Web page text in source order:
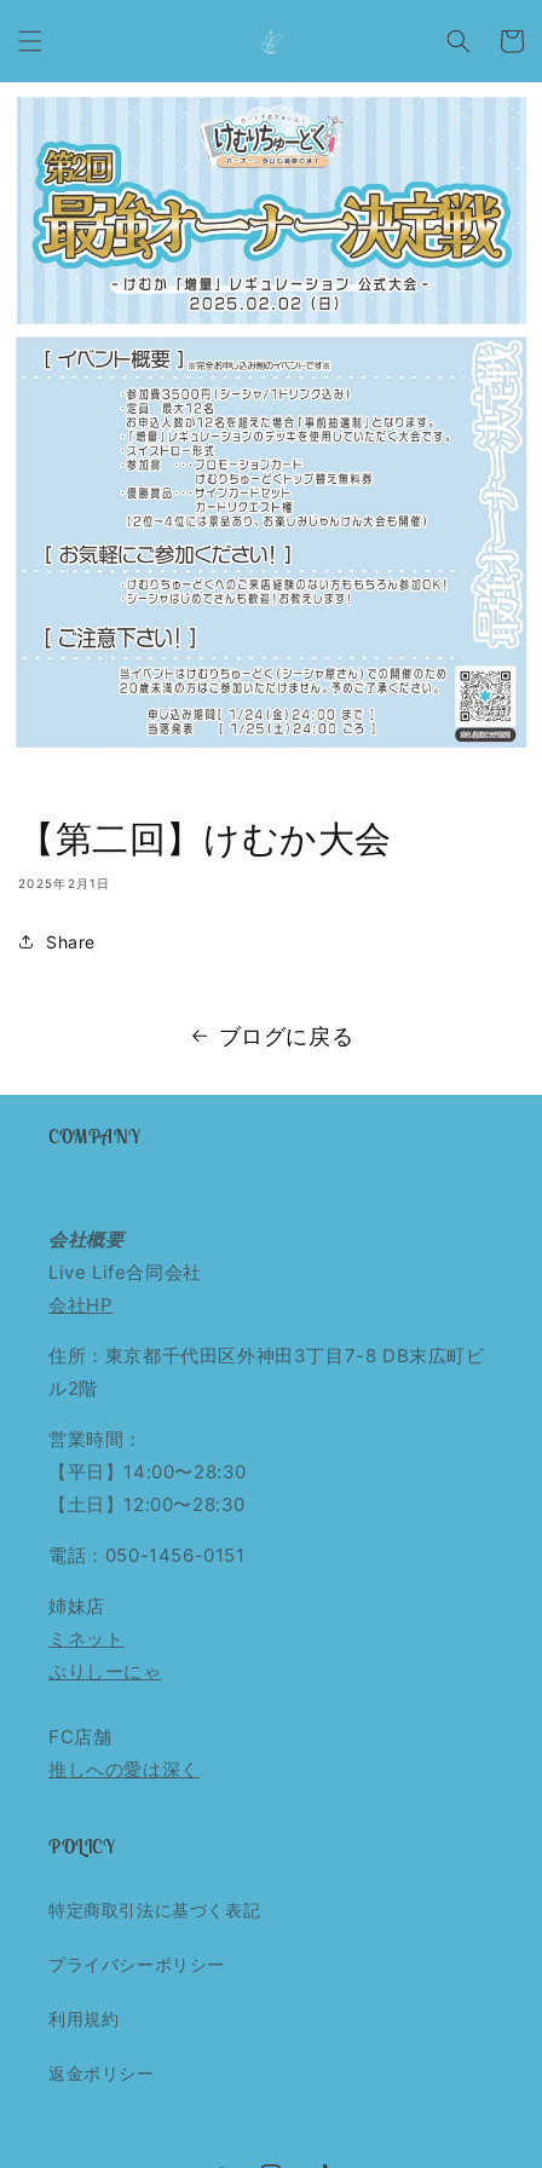
ンツに
進む
ー
【第二回】けむか大会
2025年2月1日
Share
ブログに戻る
COMPANY
会社概要
Live Life合同会社
会社HP
住所：東京都千代田区外神田3丁目7-8 DB末広町ビ
ル2階
営業時間：
【平日】14:00〜28:30
【土日】12:00〜28:30
電話：050-1456-0151
姉妹店
ミネット
ぷりしーにゃ
FC店舗
推しへの愛は深く
POLICY
特定商取引法に基づく表記
プライバシーポリシー
利用規約
返金ポリシー